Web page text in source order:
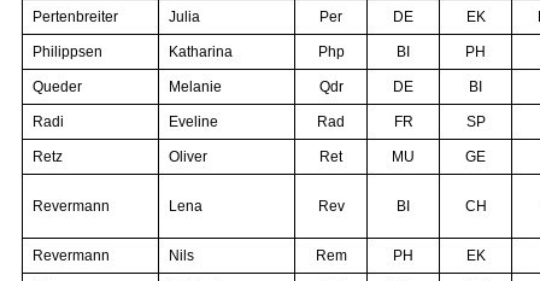
Pertenbreiter Julia Per DE EK
Philippsen Katharina Php BI PH
Queder Melanie Qdr DE BI
Radi Eveline Rad FR SP
Retz Oliver Ret MU GE
Revermann Lena Rev BI CH
Revermann Nils Rem PH EK